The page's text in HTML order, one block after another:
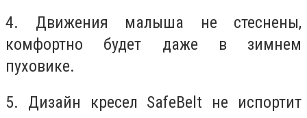
4. Движения малыша не стеснены,
комфортно будет даже в зимнем
пуховике.
5. Дизайн кресел SafeBelt не испортит